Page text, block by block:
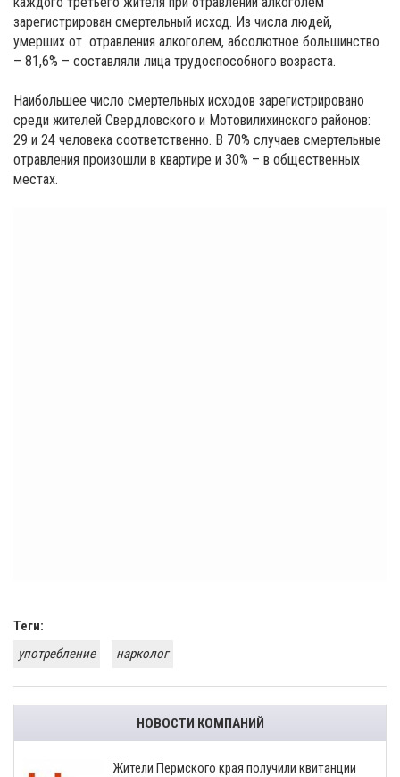
зарегистрирован смертельный исход. Из числа людей,
умерших от отравления алкоголем, абсолютное большинство
– 81,6% – составляли лица трудоспособного возраста.
Наибольшее число смертельных исходов зарегистрировано
среди жителей Свердловского и Мотовилихинского районов:
29 и 24 человека соответственно. В 70% случаев смертельные
отравления произошли в квартире и 30% – в общественных
местах.
Теги:
употребление
нарколог
НОВОСТИ КОМПАНИЙ
​Жители Пермского края получили квитанции